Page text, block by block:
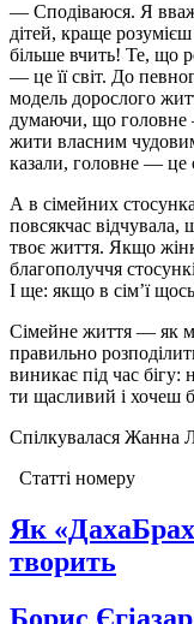
— Сподіваюся. Я
дітей, краще
більше вчить! Те, що
— це її світ. До
модель дорослого
думаючи, що головне
жити власним
казали, головне — це
А в сімейних
повсякчас
твоє життя. Якщо
благополуччя
І ще: якщо в сім’ї
Сімейне життя — як
правильно
виникає під час бігу:
ти щасливий і хочеш
Спілкувалася Жанна
Статті номеру
Як
творить